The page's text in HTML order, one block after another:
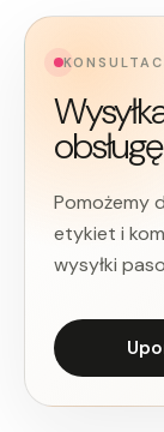
Pomożemy
etykiet i
wysyłki